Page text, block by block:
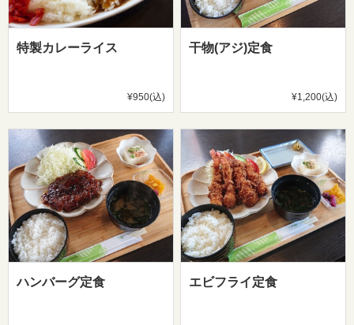
特製カレーライス
¥950(込)
干物(アジ)定食
¥1,200(込)
ハンバーグ定食 エビフライ定食